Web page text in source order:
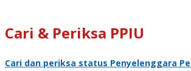
Cari & Periksa PPIU
Cari dan periksa status Penyelenggara